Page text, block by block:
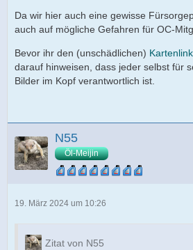
Da wir hier auch eine gewisse
auch auf mögliche Gefahren für OC-
Bevor ihr den (unschädlichen) Kartenlink
darauf hinweisen, dass jeder selbst für
Bilder im Kopf verantwortlich ist.
N55
Öl-Meijin
19. März 2024 um 10:26
Zitat von N55